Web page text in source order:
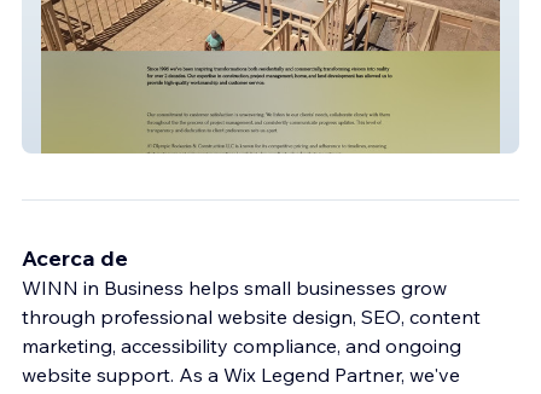
Acerca de
WINN in Business helps small businesses grow
through professional website design, SEO, content
marketing, accessibility compliance, and ongoing
website support. As a Wix Legend Partner, we've